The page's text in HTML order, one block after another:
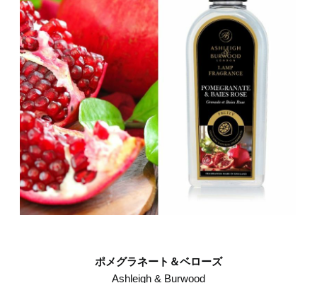
ポメグラネート＆ベローズ
Ashleigh & Burwood